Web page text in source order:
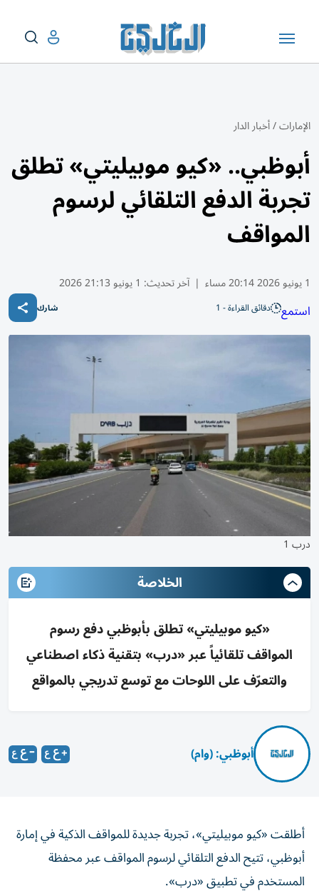
الإمارات/أخبار الدار
أبوظبي.. «كيو موبيليتي» تطلق
تجربة الدفع التلقائي لرسوم
المواقف
1 يونيو 2026 20:14 مساء | آخر تحديث: 1 يونيو 21:13 2026
استمع دقائق القراءة - 1 شارك
درب 1
الخلاصة
«كيو موبيليتي» تطلق بأبوظبي دفع رسوم
المواقف تلقائياً عبر «درب» بتقنية ذكاء اصطناعي
والتعرّف على اللوحات مع توسع تدريجي بالمواقع
أبوظبي: (وام)
أطلقت «كيو موبيليتي»، تجربة جديدة للمواقف الذكية في إمارة
أبوظبي، تتيح الدفع التلقائي لرسوم المواقف عبر محفظة
المستخدم في تطبيق «درب».